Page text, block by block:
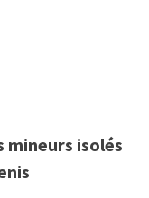
isolés